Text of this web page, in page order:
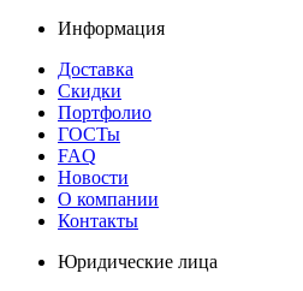
Информация
Доставка
Скидки
Портфолио
ГОСТы
FAQ
Новости
О компании
Контакты
Юридические лица